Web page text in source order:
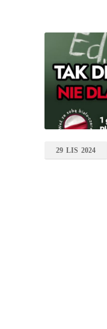
29 LIS 2024